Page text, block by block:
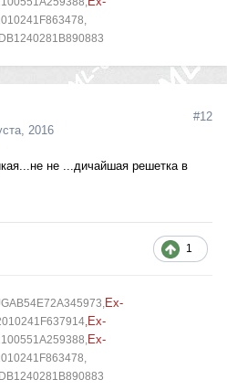
2016
#12
не ...дичайшая решетка в
1
,Ex-
,Ex-
Ex-